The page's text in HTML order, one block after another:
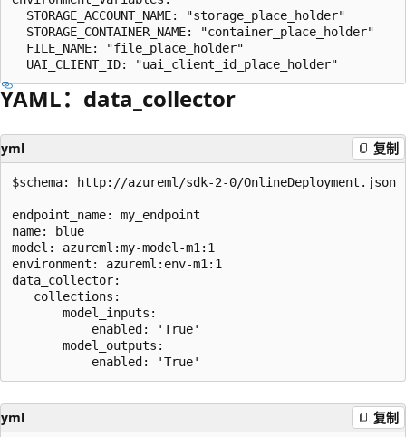
  STORAGE_ACCOUNT_NAME: "storage_place_holder"
  STORAGE_CONTAINER_NAME: "container_place_holder"
  FILE_NAME: "file_place_holder"
YAML：data_collector
yml 复制
$schema: http://azureml/sdk-2-0/OnlineDeployment.json
endpoint_name: my_endpoint
name: blue
model: azureml:my-model-m1:1
environment: azureml:env-m1:1
data_collector:
   collections:
       model_inputs:
           enabled: 'True'
       model_outputs:
yml 复制